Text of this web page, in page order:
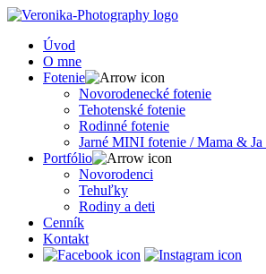
Úvod
O mne
Fotenie
Novorodenecké fotenie
Tehotenské fotenie
Rodinné fotenie
Jarné MINI fotenie / Mama & Ja
Portfólio
Novorodenci
Tehuľky
Rodiny a deti
Cenník
Kontakt